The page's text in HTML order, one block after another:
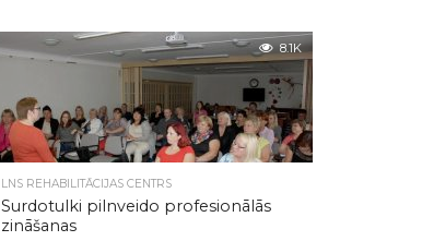
8.1K
LNS REHABILITĀCIJAS CENTRS
Surdotulki pilnveido profesionālās
zināšanas